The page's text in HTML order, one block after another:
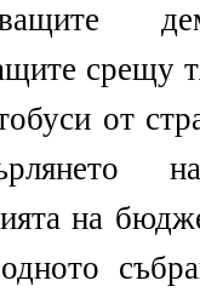
срещу
от
на